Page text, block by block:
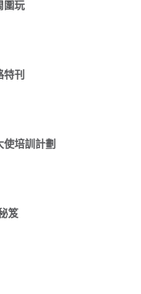
圍玩
特刊
培訓計劃
笈